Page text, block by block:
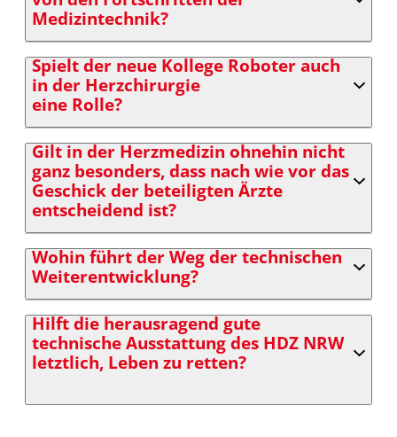
Medizintechnik?
Spielt der neue Kollege Roboter auch
in der Herzchirurgie
eine Rolle?
Gilt in der Herzmedizin ohnehin nicht
ganz besonders, dass nach wie vor das
Geschick der beteiligten Ärzte
entscheidend ist?
Wohin führt der Weg der technischen
Weiterentwicklung?
Hilft die herausragend gute
technische Ausstattung des HDZ NRW
letztlich, Leben zu retten?